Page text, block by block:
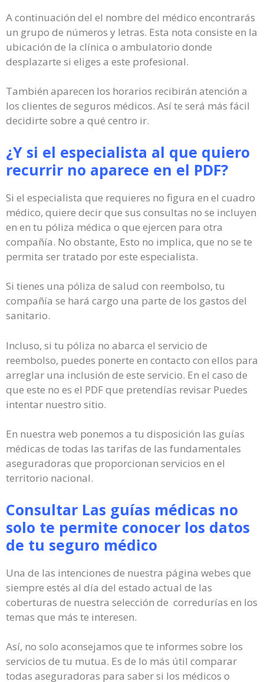
A continuación del el nombre del médico encontrarás
un grupo de números y letras. Esta nota consiste en la
ubicación de la clínica o ambulatorio donde
desplazarte si eliges a este profesional.
También aparecen los horarios recibirán atención a
los clientes de seguros médicos. Así te será más fácil
decidirte sobre a qué centro ir.
¿Y si el especialista al que quiero
recurrir no aparece en el PDF?
Si el especialista que requieres no figura en el cuadro
médico, quiere decir que sus consultas no se incluyen
en en tu póliza médica o que ejercen para otra
compañía. No obstante, Esto no implica, que no se te
permita ser tratado por este especialista.
Si tienes una póliza de salud con reembolso, tu
compañía se hará cargo una parte de los gastos del
sanitario.
Incluso, si tu póliza no abarca el servicio de
reembolso, puedes ponerte en contacto con ellos para
arreglar una inclusión de este servicio. En el caso de
que este no es el PDF que pretendías revisar Puedes
intentar nuestro sitio.
En nuestra web ponemos a tu disposición las guías
médicas de todas las tarifas de las fundamentales
aseguradoras que proporcionan servicios en el
territorio nacional.
Consultar Las guías médicas no
solo te permite conocer los datos
de tu seguro médico
Una de las intenciones de nuestra página webes que
siempre estés al día del estado actual de las
coberturas de nuestra selección de corredurías en los
temas que más te interesen.
Así, no solo aconsejamos que te informes sobre los
servicios de tu mutua. Es de lo más útil comparar
todas aseguradoras para saber si los médicos o